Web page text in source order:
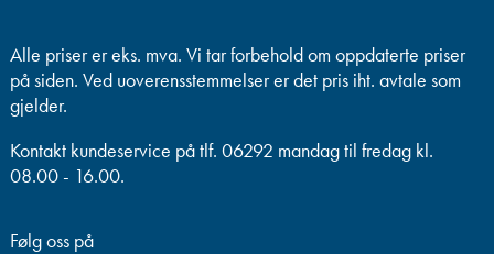
Alle priser er eks. mva. Vi tar forbehold om oppdaterte priser
på siden. Ved uoverensstemmelser er det pris iht. avtale som
gjelder.
Kontakt kundeservice på tlf. 06292 mandag til fredag kl.
08.00 - 16.00.
Følg oss på